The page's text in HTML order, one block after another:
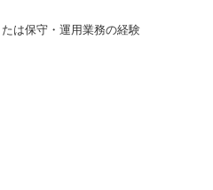
は保守・運用業務の経験